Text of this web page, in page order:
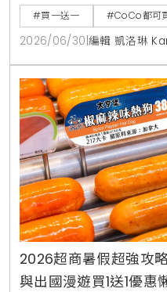
新增紅柚雙響炮與紅柚香
#買一送一 #CoCo都可
2026/06/30 編輯 凱洛琳
2026超商暑假超強攻
與出國漫遊買1送1優惠